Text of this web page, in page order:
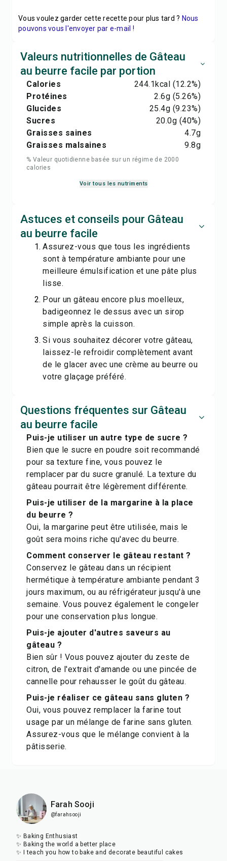
Vous voulez garder cette recette pour plus tard ? Nous
pouvons vous l'envoyer par e-mail !
Valeurs nutritionnelles de Gâteau
au beurre facile par portion
Calories 244.1kcal (12.2%)
Protéines
2.6g (5.26%)
Glucides
25.4g (9.23%)
Sucres
20.0g (40%)
Graisses saines
4.7g
Graisses malsaines
9.8g
% Valeur quotidienne basée sur un régime de 2000
calories
Voir tous les nutriments
Astuces et conseils pour Gâteau
au beurre facile
Assurez-vous que tous les ingrédients
sont à température ambiante pour une
meilleure émulsification et une pâte plus
lisse.
Pour un gâteau encore plus moelleux,
badigeonnez le dessus avec un sirop
simple après la cuisson.
Si vous souhaitez décorer votre gâteau,
laissez-le refroidir complètement avant
de le glacer avec une crème au beurre ou
votre glaçage préféré.
Questions fréquentes sur Gâteau
au beurre facile
Puis-je utiliser un autre type de sucre ?
Bien que le sucre en poudre soit recommandé
pour sa texture fine, vous pouvez le
remplacer par du sucre granulé. La texture du
gâteau pourrait être légèrement différente.
Puis-je utiliser de la margarine à la place
du beurre ?
Oui, la margarine peut être utilisée, mais le
goût sera moins riche qu'avec du beurre.
Comment conserver le gâteau restant ?
Conservez le gâteau dans un récipient
hermétique à température ambiante pendant 3
jours maximum, ou au réfrigérateur jusqu'à une
semaine. Vous pouvez également le congeler
pour une conservation plus longue.
Puis-je ajouter d'autres saveurs au
gâteau ?
Bien sûr ! Vous pouvez ajouter du zeste de
citron, de l'extrait d'amande ou une pincée de
cannelle pour rehausser le goût du gâteau.
Puis-je réaliser ce gâteau sans gluten ?
Oui, vous pouvez remplacer la farine tout
usage par un mélange de farine sans gluten.
Assurez-vous que le mélange convient à la
pâtisserie.
Farah Sooji
@farahsooji
✨ Baking Enthusiast
✨ Baking the world a better place
✨ I teach you how to bake and decorate beautiful cakes